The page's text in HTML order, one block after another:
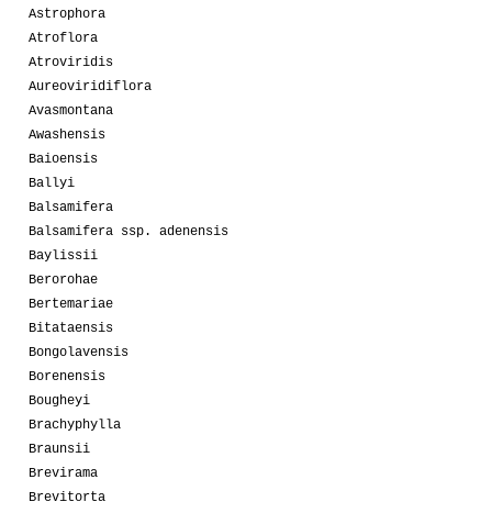
Astrophora
Atroflora
Atroviridis
Aureoviridiflora
Avasmontana
Awashensis
Baioensis
Ballyi
Balsamifera
Balsamifera ssp. adenensis
Baylissii
Berorohae
Bertemariae
Bitataensis
Bongolavensis
Borenensis
Bougheyi
Brachyphylla
Braunsii
Brevirama
Brevitorta